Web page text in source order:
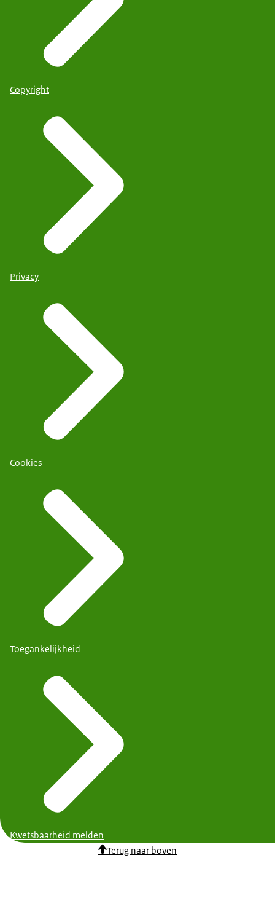
Copyright
Privacy
Cookies
Toegankelijkheid
Kwetsbaarheid melden
Terug naar boven